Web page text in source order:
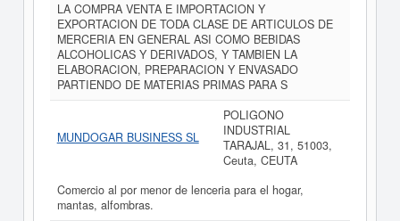
LA COMPRA VENTA E IMPORTACION Y
EXPORTACION DE TODA CLASE DE ARTICULOS DE
MERCERIA EN GENERAL ASI COMO BEBIDAS
ALCOHOLICAS Y DERIVADOS, Y TAMBIEN LA
ELABORACION, PREPARACION Y ENVASADO
PARTIENDO DE MATERIAS PRIMAS PARA S
MUNDOGAR BUSINESS SL
POLIGONO
INDUSTRIAL
TARAJAL, 31, 51003,
Ceuta, CEUTA
Comercio al por menor de lenceria para el hogar,
mantas, alfombras.